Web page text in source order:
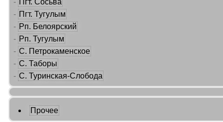
-
Пгт. Сосьва
- Пгт. Тугулым
- Рп. Белоярский
- Рп. Тугулым
- С. Петрокаменское
- С. Таборы
- С. Туринская-Слобода
Прочее